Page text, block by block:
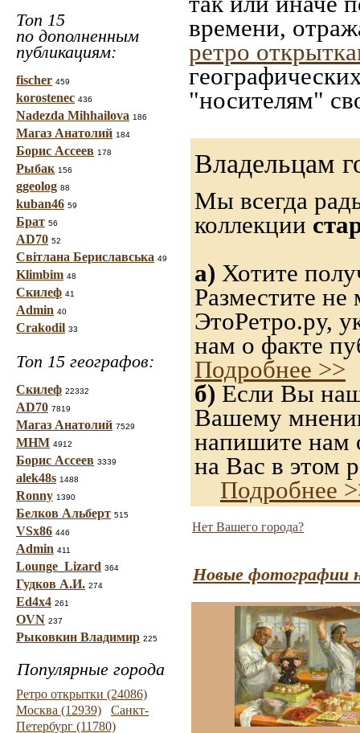
Топ 15
по дополненным
публикациям:
fischer 459
korostenec 436
Nadezda Mihhailova 186
Магаз Анатолий 184
Борис Ассеев 178
Рыбак 156
ggeolog 88
kuban46 59
Брат 56
AD70 52
Світлана Бериславська 49
Klimbim 48
Скилеф 41
Admin 40
Crakodil 33
Топ 15 географов:
Скилеф 22332
AD70 7819
Магаз Анатолий 7529
МНМ 4912
Борис Ассеев 3339
alek48s 1488
Ronny 1390
Белков Альберт 515
VSx86 446
Admin 411
Lounge_Lizard 364
Гудков А.И. 274
Ed4x4 261
OVN 237
Рыковкин Владимир 225
Популярные города
Ретро открытки (24086)
Москва (12939)
Санкт-
Петербург (11780)
времени,
ретро
"носителям"
Владельцам
Мы всегда
коллекции
а) Хотите
Разместите
ЭтоРетро.ру,
нам о факте
Подробнее >>
б) Если Вы
Вашему
напишите нам
на Вас в этом
Подробнее
Нет Вашего города?
Новые фотографии